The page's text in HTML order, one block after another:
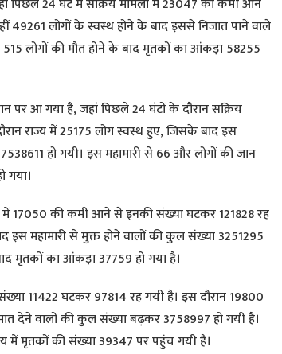
पिछले 24 घंटे में सक्रिय मामलों में 23047 की कमी आने
49261 लोगों के स्वस्थ होने के बाद इससे निजात पाने वाले
लोगों की मौत होने के बाद मृतकों का आंकड़ा 58255
पर आ गया है, जहां पिछले 24 घंटों के दौरान सक्रिय
राज्य में 25175 लोग स्वस्थ हुए, जिसके बाद इस
हो गयी। इस महामारी से 66 और लोगों की जान
में 17050 की कमी आने से इनकी संख्या घटकर 121828 रह
इस महामारी से मुक्त होने वालों की कुल संख्या 3251295
मृतकों का आंकड़ा 37759 हो गया है।
11422 घटकर 97814 रह गयी है। इस दौरान 19800
देने वालों की कुल संख्या बढ़कर 3758997 हो गयी है।
में मृतकों की संख्या 39347 पर पहुंच गयी है।